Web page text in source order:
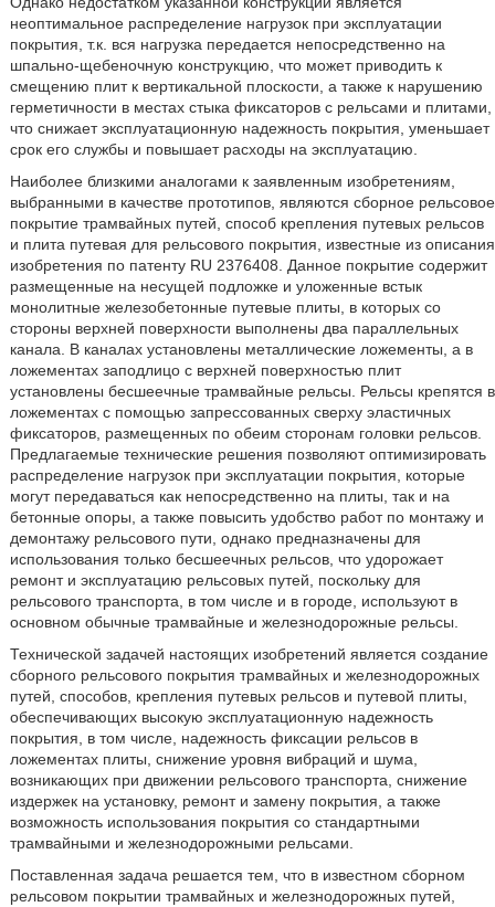
неоптимальное распределение нагрузок при эксплуатации
покрытия, т.к. вся нагрузка передается непосредственно на
шпально-щебеночную конструкцию, что может приводить к
смещению плит к вертикальной плоскости, а также к нарушению
герметичности в местах стыка фиксаторов с рельсами и плитами,
что снижает эксплуатационную надежность покрытия, уменьшает
срок его службы и повышает расходы на эксплуатацию.
Наиболее близкими аналогами к заявленным изобретениям,
выбранными в качестве прототипов, являются сборное рельсовое
покрытие трамвайных путей, способ крепления путевых рельсов
и плита путевая для рельсового покрытия, известные из описания
изобретения по патенту RU 2376408. Данное покрытие содержит
размещенные на несущей подложке и уложенные встык
монолитные железобетонные путевые плиты, в которых со
стороны верхней поверхности выполнены два параллельных
канала. В каналах установлены металлические ложементы, а в
ложементах заподлицо с верхней поверхностью плит
установлены бесшеечные трамвайные рельсы. Рельсы крепятся в
ложементах с помощью запрессованных сверху эластичных
фиксаторов, размещенных по обеим сторонам головки рельсов.
Предлагаемые технические решения позволяют оптимизировать
распределение нагрузок при эксплуатации покрытия, которые
могут передаваться как непосредственно на плиты, так и на
бетонные опоры, а также повысить удобство работ по монтажу и
демонтажу рельсового пути, однако предназначены для
использования только бесшеечных рельсов, что удорожает
ремонт и эксплуатацию рельсовых путей, поскольку для
рельсового транспорта, в том числе и в городе, используют в
основном обычные трамвайные и железнодорожные рельсы.
Технической задачей настоящих изобретений является создание
сборного рельсового покрытия трамвайных и железнодорожных
путей, способов, крепления путевых рельсов и путевой плиты,
обеспечивающих высокую эксплуатационную надежность
покрытия, в том числе, надежность фиксации рельсов в
ложементах плиты, снижение уровня вибраций и шума,
возникающих при движении рельсового транспорта, снижение
издержек на установку, ремонт и замену покрытия, а также
возможность использования покрытия со стандартными
трамвайными и железнодорожными рельсами.
Поставленная задача решается тем, что в известном сборном
рельсовом покрытии трамвайных и железнодорожных путей,